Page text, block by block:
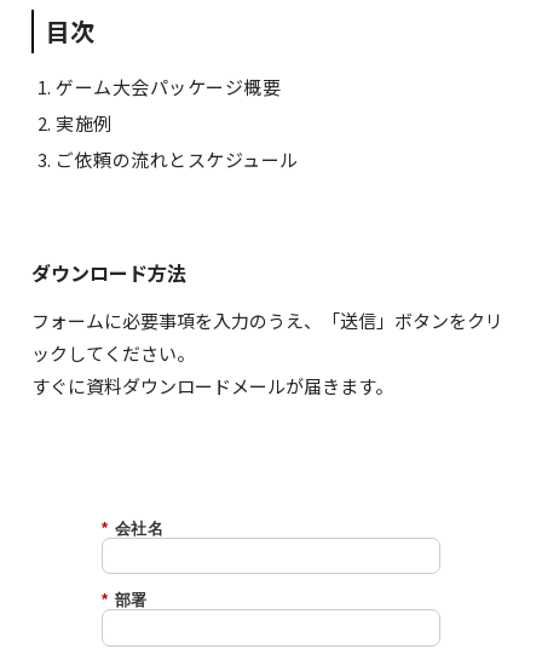
目次
ゲーム大会パッケージ概要
実施例
ご依頼の流れとスケジュール
ダウンロード方法
フォームに必要事項を入力のうえ、「送信」ボタンをクリ
ックしてください。
すぐに資料ダウンロードメールが届きます。
* 会社名
* 部署